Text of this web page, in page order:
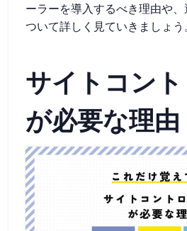
ーラーを導入するべき理由や
ついて詳しく見ていきましょう。
サイトコン
が必要な理由